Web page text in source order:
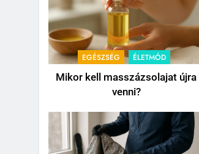
EGÉSZSÉG ÉLETMÓD
Mikor kell masszázsolajat újra
venni?